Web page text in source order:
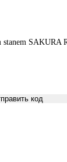
SAKURA
код